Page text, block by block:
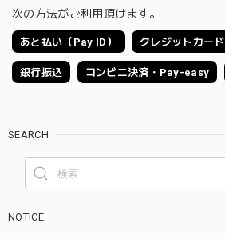
次の方法がご利用頂けます。
あと払い（Pay ID） クレジットカード
銀行振込 コンビニ決済・Pay-easy
SEARCH
NOTICE